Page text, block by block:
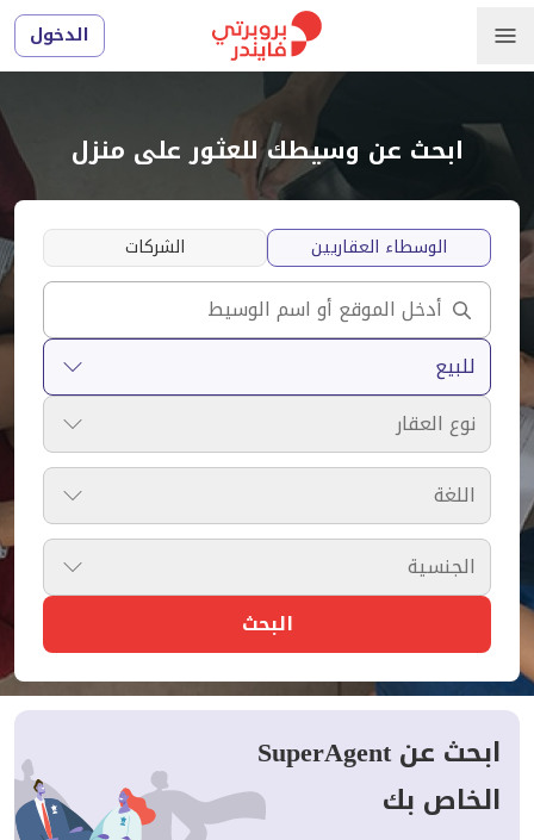
الدخول
ابحث عن وسيطك للعثور على منزل
الوسطاء العقاريين الشركات
للبيع
نوع العقار
اللغة
الجنسية
البحث
ابحث عن SuperAgent
الخاص بك